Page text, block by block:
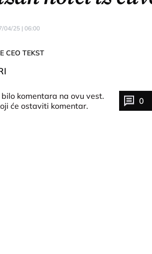
04/25 | 06:00
CEO TEKST
komentara na ovu vest.
će ostaviti komentar.
0